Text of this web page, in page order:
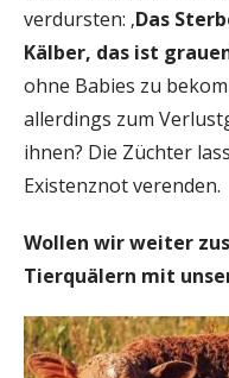
verdursten: ‚Das
Kälber, das ist
ohne Babies zu
allerdings zum
ihnen? Die Züchter
Existenznot verenden.
Wollen wir weiter
Tierquälern mit